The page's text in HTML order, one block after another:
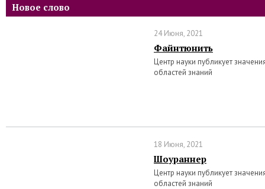
Новое слово
24 Июня, 2021
Файнтюнить
Центр науки публикует
областей знаний
18 Июня, 2021
Шоураннер
Центр науки публикует
областей знаний